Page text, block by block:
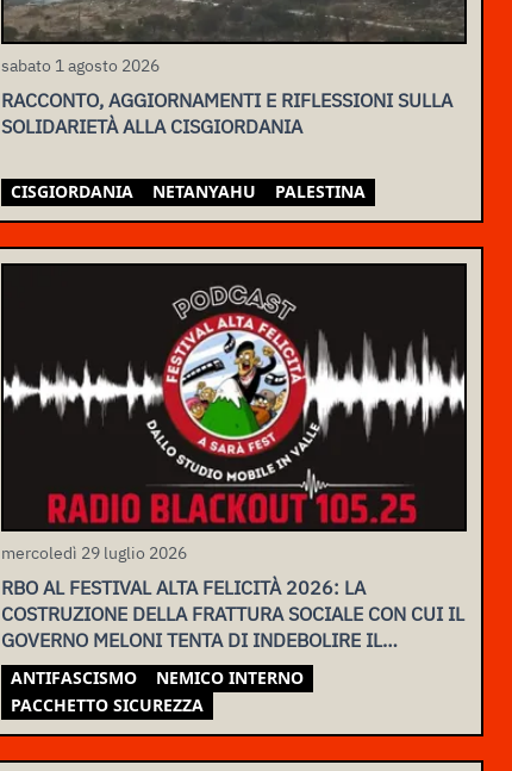
sabato 1 agosto 2026
RACCONTO, AGGIORNAMENTI E RIFLESSIONI SULLA
SOLIDARIETÀ ALLA CISGIORDANIA
CISGIORDANIA NETANYAHU PALESTINA
mercoledì 29 luglio 2026
RBO AL FESTIVAL ALTA FELICITÀ 2026: LA
COSTRUZIONE DELLA FRATTURA SOCIALE CON CUI IL
GOVERNO MELONI TENTA DI INDEBOLIRE IL
MOVIMENTO
ANTIFASCISMO
NEMICO INTERNO
PACCHETTO SICUREZZA